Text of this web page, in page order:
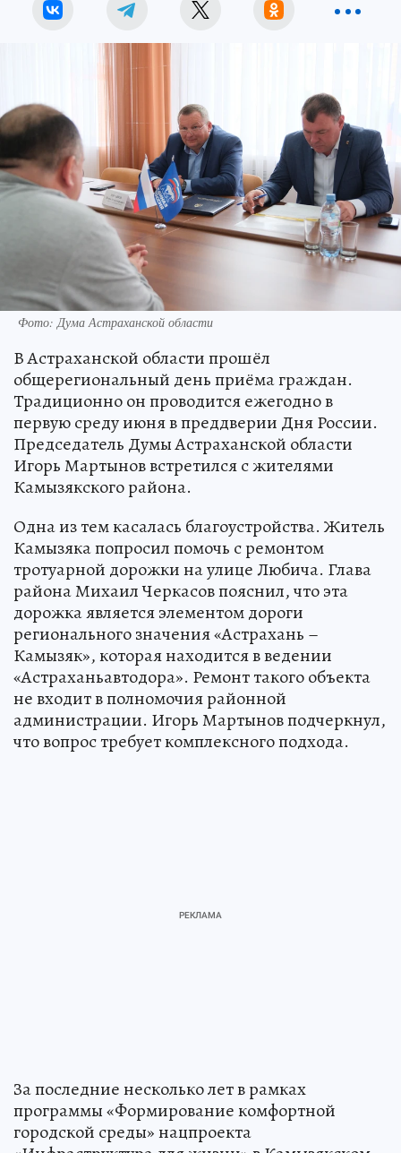
Фото: Дума Астраханской области
В Астраханской области прошёл
общерегиональный день приёма граждан.
Традиционно он проводится ежегодно в
первую среду июня в преддверии Дня России.
Председатель Думы Астраханской области
Игорь Мартынов встретился с жителями
Камызякского района.
Одна из тем касалась благоустройства. Житель
Камызяка попросил помочь с ремонтом
тротуарной дорожки на улице Любича. Глава
района Михаил Черкасов пояснил, что эта
дорожка является элементом дороги
регионального значения «Астрахань –
Камызяк», которая находится в ведении
«Астраханьавтодора». Ремонт такого объекта
не входит в полномочия районной
администрации. Игорь Мартынов подчеркнул,
что вопрос требует комплексного подхода.
За последние несколько лет в рамках
программы «Формирование комфортной
городской среды» нацпроекта